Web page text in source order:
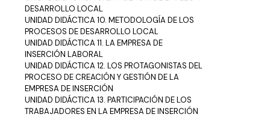
DESARROLLO LOCAL
UNIDAD DIDÁCTICA 10. METODOLOGÍA DE LOS
PROCESOS DE DESARROLLO LOCAL
UNIDAD DIDÁCTICA 11. LA EMPRESA DE
INSERCIÓN LABORAL
UNIDAD DIDÁCTICA 12. LOS PROTAGONISTAS DEL
PROCESO DE CREACIÓN Y GESTIÓN DE LA
EMPRESA DE INSERCIÓN
UNIDAD DIDÁCTICA 13. PARTICIPACIÓN DE LOS
TRABAJADORES EN LA EMPRESA DE INSERCIÓN